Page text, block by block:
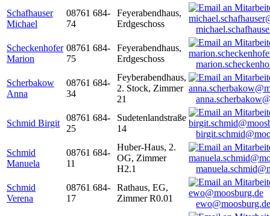
Schafhauser
Michael
08761 684-
74
Feyerabendhaus,
Erdgeschoss
Scheckenhofer
Marion
08761 684-
75
Feyerabendhaus,
Erdgeschoss
Scherbakow
Anna
08761 684-
34
Feyberabendhaus,
2. Stock, Zimmer
21
Schmid Birgit
08761 684-
25
Sudetenlandstraße
14
Schmid
Manuela
08761 684-
11
Huber-Haus, 2.
OG, Zimmer
H2.1
Schmid
Verena
08761 684-
17
Rathaus, EG,
Zimmer R0.01
ewo@moosburg.de